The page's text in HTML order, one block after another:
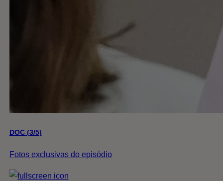
DOC (3/5)
Fotos exclusivas do episódio